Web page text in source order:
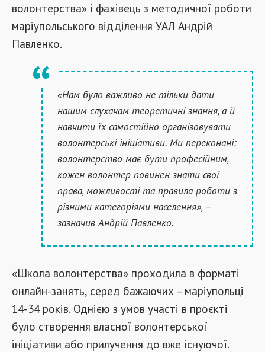
волонтерства» і фахівець з методичної роботи
маріупольського відділення УАЛ Андрій
Павленко.
«Нам було важливо не тільки дати
нашим слухачам теоретичні знання, а й
навчити їх самостійно організовувати
волонтерські ініціативи. Ми переконані:
волонтерство має бути професійним,
кожен волонтер повинен знати свої
права, можливості та правила роботи з
різними категоріями населення», –
зазначив Андрій Павленко.
«Школа волонтерства» проходила в форматі
онлайн-занять, серед бажаючих – маріупольці
14-34 років. Однією з умов участі в проєкті
було створення власної волонтерської
ініціативи або прилучення до вже існуючої.